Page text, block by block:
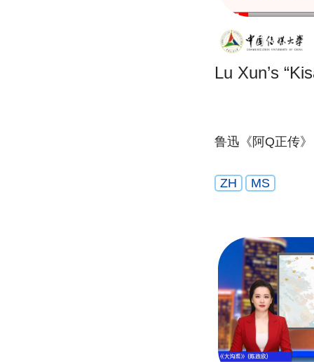
Lu Xun’s
鲁迅《阿Q正传》
ZH MS